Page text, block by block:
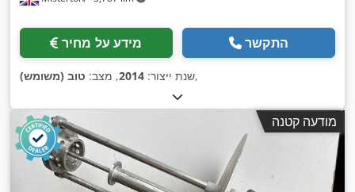
מידע על מחיר התקשר
שנת ייצור: 2014, מצב: טוב (משומש) ,
מודעה קטנה